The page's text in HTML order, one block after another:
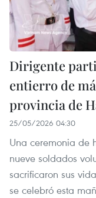
Dirigente
entierro de
provincia de
25/05/2026 04:30
Una ceremonia de
nueve soldados
sacrificaron sus
se celebró esta